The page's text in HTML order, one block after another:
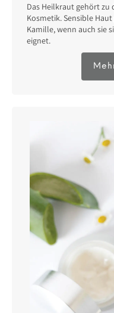
Das Heilkraut gehört
Kosmetik. Sensible
Kamille, wenn auch sie
eignet.